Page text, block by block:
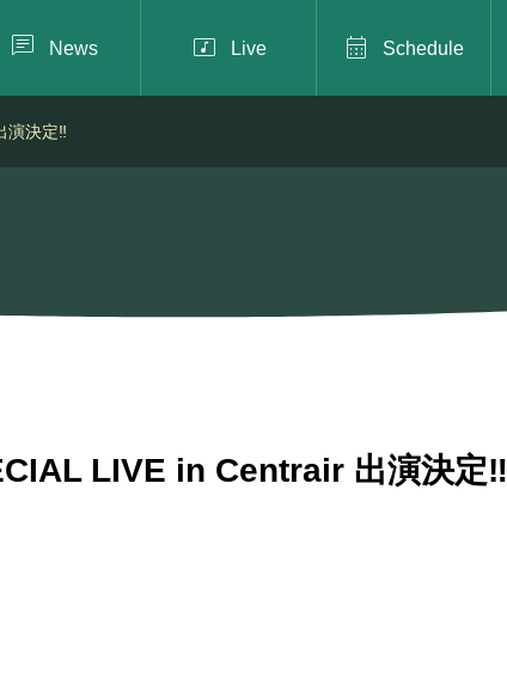
 News  Live  Schedule
演決定‼️
LIVE in Centrair 出演決定‼️